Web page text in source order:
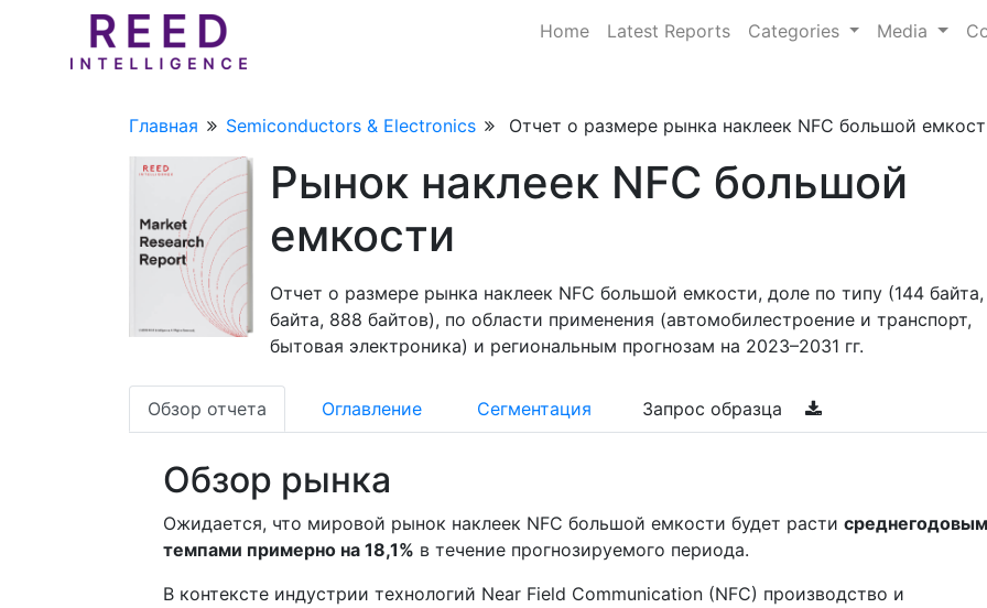
Home Latest Reports Categories Media
Главная Semiconductors & Electronics Отчет о размере рынка наклеек NFC большой
Рынок наклеек NFC большой
емкости
Отчет о размере рынка наклеек NFC большой емкости, доле по типу (144
байта, 888 байтов), по области применения (автомобилестроение и транспорт,
бытовая электроника) и региональным прогнозам на 2023–2031 гг.
Обзор отчета Оглавление Сегментация Запрос образца
Обзор рынка
Ожидается, что мировой рынок наклеек NFC большой емкости будет расти
темпами примерно на 18,1% в течение прогнозируемого периода.
В контексте индустрии технологий Near Field Communication (NFC) производство и